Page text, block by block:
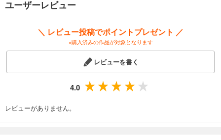
ユーザーレビュー
＼ レビュー投稿でポイントプレゼント ／
※購入済みの作品が対象となります
レビューを書く
4.0
レビューがありません。